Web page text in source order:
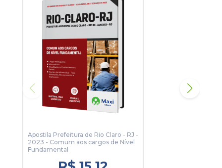
Apostila Prefeitura de Rio Claro - RJ -
2023 - Comum aos cargos de Nível
Fundamental